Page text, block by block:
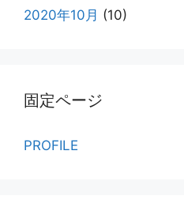
2020年10月 (10)
固定ページ
PROFILE